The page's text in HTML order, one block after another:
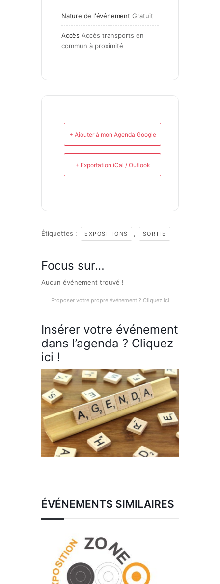
Nature de l'événement Gratuit
Accès Accès transports en
commun à proximité
+ Ajouter à mon Agenda Google
+ Exportation iCal / Outlook
Étiquettes : EXPOSITIONS , SORTIE
Focus sur…
Aucun événement trouvé !
Proposer votre propre événement ? Cliquez ici
Insérer votre événement
dans l’agenda ? Cliquez
ici !
ÉVÉNEMENTS SIMILAIRES